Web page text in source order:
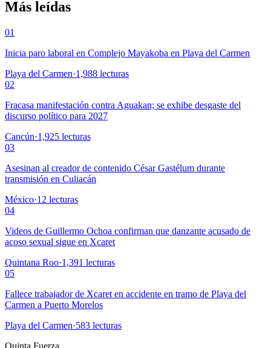
Más leídas
01
Inicia paro laboral en Complejo Mayakoba en Playa del Carmen
Playa del Carmen·1,988 lecturas
02
Fracasa manifestación contra Aguakan; se exhibe desgaste del
discurso político para 2027
Cancún·1,925 lecturas
03
Asesinan al creador de contenido César Gastélum durante
transmisión en Culiacán
México·12 lecturas
04
Videos de Guillermo Ochoa confirman que danzante acusado de
acoso sexual sigue en Xcaret
Quintana Roo·1,391 lecturas
05
Fallece trabajador de Xcaret en accidente en tramo de Playa del
Carmen a Puerto Morelos
Playa del Carmen·583 lecturas
Quinta Fuerza